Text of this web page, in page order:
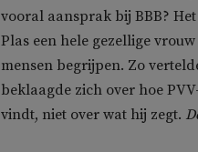
vooral aansprak bij BBB?
Plas een hele gezellige
mensen begrijpen. Zo
beklaagde zich over hoe
vindt, niet over wat hij zegt.